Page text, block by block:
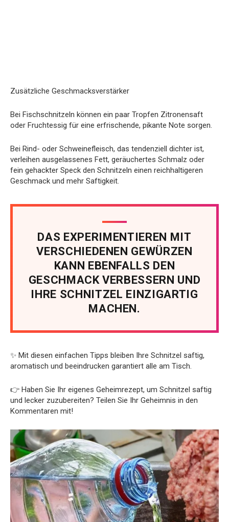
Zusätzliche Geschmacksverstärker
Bei Fischschnitzeln können ein paar Tropfen Zitronensaft
oder Fruchtessig für eine erfrischende, pikante Note sorgen.
Bei Rind- oder Schweinefleisch, das tendenziell dichter ist,
verleihen ausgelassenes Fett, geräuchertes Schmalz oder
fein gehackter Speck den Schnitzeln einen reichhaltigeren
Geschmack und mehr Saftigkeit.
DAS EXPERIMENTIEREN MIT
VERSCHIEDENEN GEWÜRZEN
KANN EBENFALLS DEN
GESCHMACK VERBESSERN UND
IHRE SCHNITZEL EINZIGARTIG
MACHEN.
✨ Mit diesen einfachen Tipps bleiben Ihre Schnitzel saftig,
aromatisch und beeindrucken garantiert alle am Tisch.
👉 Haben Sie Ihr eigenes Geheimrezept, um Schnitzel saftig
und lecker zuzubereiten? Teilen Sie Ihr Geheimnis in den
Kommentaren mit!